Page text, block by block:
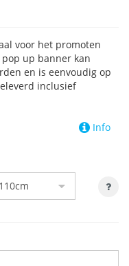
voor het promoten
up banner kan
en is eenvoudig op
inclusief
Info